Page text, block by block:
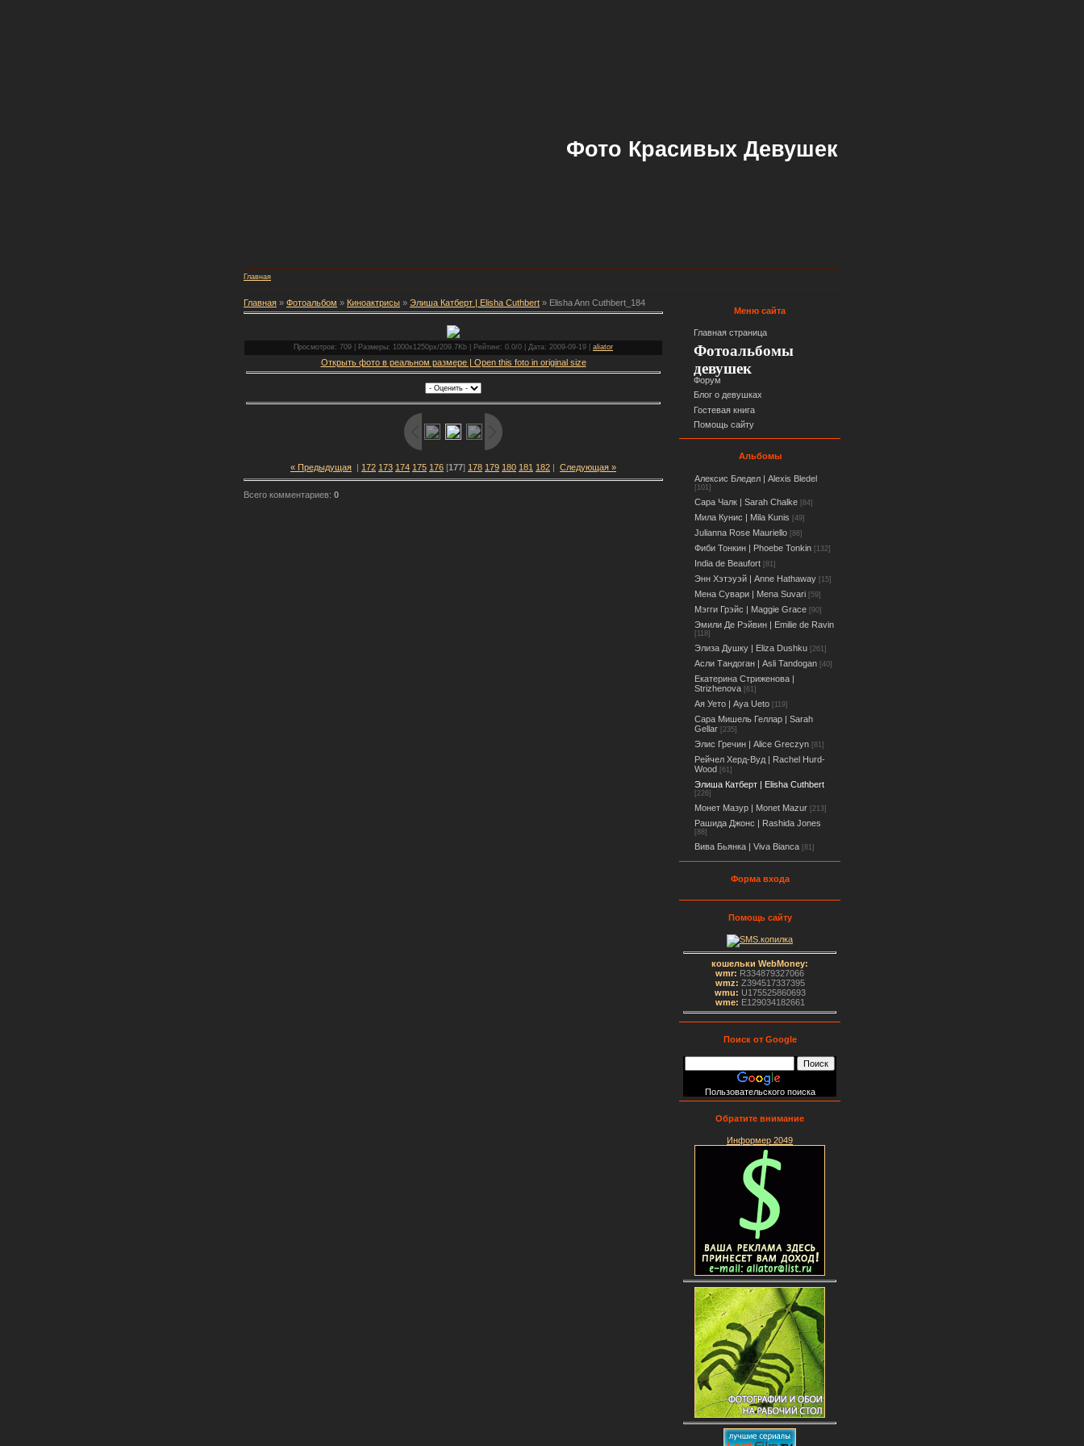
Фото Красивых Девушек
Главная
Главная » Фотоальбом » Киноактрисы » Элиша Катберт | Elisha Cuthbert » Elisha Ann Cuthbert_184
Просмотров: 709 | Размеры: 1000x1250px/209.7Kb | Рейтинг: 0.0/0 | Дата: 2009-09-19 | aliator
Открыть фото в реальном размере | Open this foto in original size
« Предыдущая | 172 173 174 175 176 [177] 178 179 180 181 182 | Следующая »
Всего комментариев: 0
Меню сайта
Главная страница
Фотоальбомы
девушек
Форум
Блог о девушках
Гостевая книга
Помощь сайту
Альбомы
Алексис Бледел | Alexis Bledel
[101]
Сара Чалк | Sarah Chalke [84]
Мила Кунис | Mila Kunis [49]
Julianna Rose Mauriello [86]
Фиби Тонкин | Phoebe Tonkin [132]
India de Beaufort [81]
Энн Хэтэуэй | Anne Hathaway [15]
Мена Сувари | Мena Suvari [59]
Мэгги Грэйс | Maggie Grace [90]
Эмили Де Рэйвин | Emilie de Ravin
[118]
Элиза Душку | Eliza Dushku [261]
Асли Тандоган | Asli Tandogan [40]
Екатерина Стриженова |
Strizhenova [61]
Ая Уето | Aya Ueto [119]
Сара Мишель Геллар | Sarah
Gellar [235]
Элис Гречин | Alice Greczyn [81]
Рейчел Херд-Вуд | Rachel Hurd-
Wood [61]
Элиша Катберт | Elisha Cuthbert
[226]
Монет Мазур | Monet Mazur [213]
Рашида Джонс | Rashida Jones
[88]
Вива Бьянка | Viva Bianca [81]
Форма входа
Помощь сайту
кошельки WebMoney:
wmr: R334879327066
wmz: Z394517337395
wmu: U175525860693
wme: E129034182661
Поиск от Google
Пользовательского поиска
Обратите внимание
Информер 2049